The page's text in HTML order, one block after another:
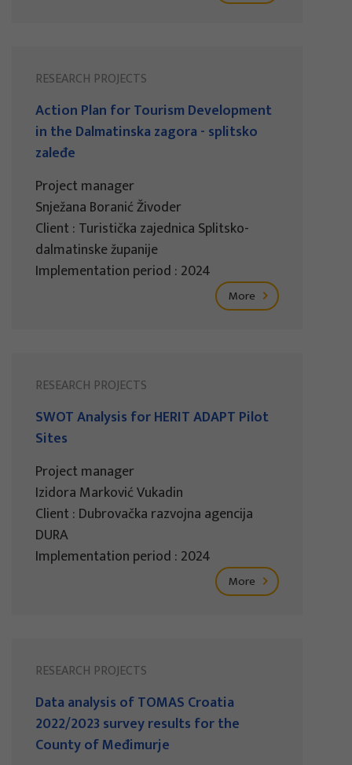
RESEARCH PROJECTS
Action Plan for Tourism Development
in the Dalmatinska zagora - splitsko
zaleđe
Project manager
Snježana Boranić Živoder
Client : Turistička zajednica Splitsko-
dalmatinske županije
Implementation period : 2024
More
RESEARCH PROJECTS
SWOT Analysis for HERIT ADAPT Pilot
Sites
Project manager
Izidora Marković Vukadin
Client : Dubrovačka razvojna agencija
DURA
Implementation period : 2024
More
RESEARCH PROJECTS
Data analysis of TOMAS Croatia
2022/2023 survey results for the
County of Međimurje